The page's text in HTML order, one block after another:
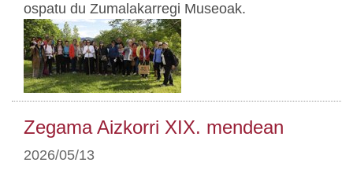
ospatu du Zumalakarregi Museoak.
Zegama Aizkorri XIX. mendean
2026/05/13